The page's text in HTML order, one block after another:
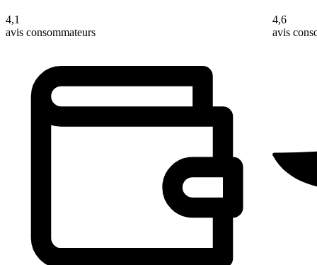
4,1
avis consommateurs
4,6
avis